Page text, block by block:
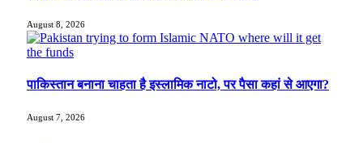
August 8, 2026
पाकिस्तान बनाना चाहता है इस्लामिक नाटो, पर पैसा कहां से आएगा?
August 7, 2026